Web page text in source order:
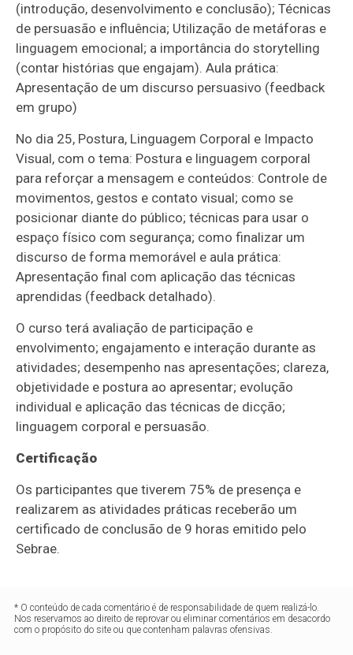
(introdução, desenvolvimento e conclusão); Técnicas
de persuasão e influência; Utilização de metáforas e
linguagem emocional; a importância do storytelling
(contar histórias que engajam). Aula prática:
Apresentação de um discurso persuasivo (feedback
em grupo)
No dia 25, Postura, Linguagem Corporal e Impacto
Visual, com o tema: Postura e linguagem corporal
para reforçar a mensagem e conteúdos: Controle de
movimentos, gestos e contato visual; como se
posicionar diante do público; técnicas para usar o
espaço físico com segurança; como finalizar um
discurso de forma memorável e aula prática:
Apresentação final com aplicação das técnicas
aprendidas (feedback detalhado).
O curso terá avaliação de participação e
envolvimento; engajamento e interação durante as
atividades; desempenho nas apresentações; clareza,
objetividade e postura ao apresentar; evolução
individual e aplicação das técnicas de dicção;
linguagem corporal e persuasão.
Certificação
Os participantes que tiverem 75% de presença e
realizarem as atividades práticas receberão um
certificado de conclusão de 9 horas emitido pelo
Sebrae.
* O conteúdo de cada comentário é de responsabilidade de quem realizá-lo.
Nos reservamos ao direito de reprovar ou eliminar comentários em desacordo
com o propósito do site ou que contenham palavras ofensivas.